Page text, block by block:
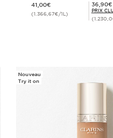
41,00€
(1.366,67€/1L)
Prix Club Clarins 36,90€
36,90€
PRIX
Nouveau
Try it on